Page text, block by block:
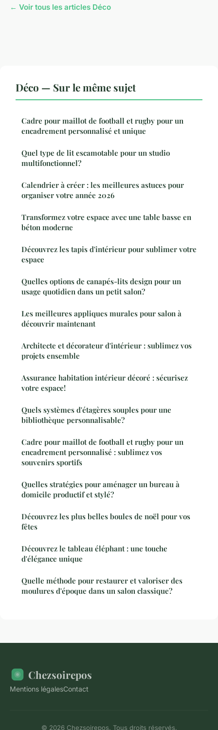
← Voir tous les articles Déco
Déco — Sur le même sujet
Cadre pour maillot de football et rugby pour un
encadrement personnalisé et unique
Quel type de lit escamotable pour un studio
multifonctionnel?
Calendrier à créer : les meilleures astuces pour
organiser votre année 2026
Transformez votre espace avec une table basse en
béton moderne
Découvrez les tapis d'intérieur pour sublimer votre
espace
Quelles options de canapés-lits design pour un
usage quotidien dans un petit salon?
Les meilleures appliques murales pour salon à
découvrir maintenant
Architecte et décorateur d'intérieur : sublimez vos
projets ensemble
Assurance habitation intérieur décoré : sécurisez
votre espace!
Quels systèmes d'étagères souples pour une
bibliothèque personnalisable?
Cadre pour maillot de football et rugby pour un
encadrement personnalisé : sublimez vos
souvenirs sportifs
Quelles stratégies pour aménager un bureau à
domicile productif et stylé?
Découvrez les plus belles boules de noël pour vos
fêtes
Découvrez le tableau éléphant : une touche
d'élégance unique
Quelle méthode pour restaurer et valoriser des
moulures d'époque dans un salon classique?
Chezsoirepos
Mentions légalesContact
© 2026 Chezsoirepos. Tous droits réservés.